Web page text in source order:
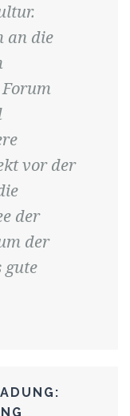
an die
vor der
der
der
gute